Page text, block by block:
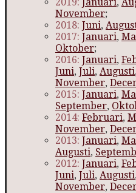
2019: Januari,
November;
2018: Juni,
2017: Januari,
Oktober;
2016: Januari,
Juni, Juli, Augusti,
November,
2015: Januari,
September,
2014: Februari,
November,
2013: Januari,
Augusti,
2012: Januari,
Juni, Juli, Augusti,
November,